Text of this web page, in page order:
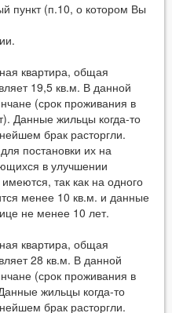
пункт (п.10, о котором Вы
квартира, общая
19,5 кв.м. В данной
(срок проживания в
Данные жильцы когда-то
брак расторгли.
постановки их на
в улучшении
так как на одного
менее 10 кв.м. и данные
не менее 10 лет.
квартира, общая
28 кв.м. В данной
(срок проживания в
жильцы когда-то
брак расторгли.